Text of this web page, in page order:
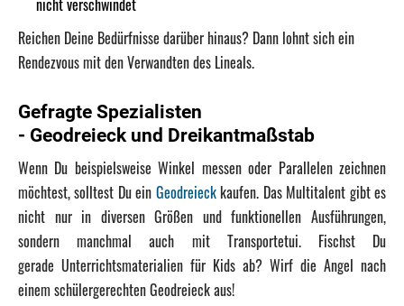
nicht verschwindet
Reichen Deine Bedürfnisse darüber hinaus? Dann lohnt sich ein
Rendezvous mit den Verwandten des Lineals.
Gefragte Spezialisten
- Geodreieck und Dreikantmaßstab
Wenn Du beispielsweise Winkel messen oder Parallelen zeichnen
möchtest, solltest Du ein Geodreieckkaufen. Das Multitalent gibt es
nicht nur in diversen Größen und funktionellen Ausführungen,
sondern manchmal auch mit Transportetui. Fischst Du
gerade Unterrichtsmaterialien für Kids ab? Wirf die Angel nach
einem schülergerechten Geodreieck aus!